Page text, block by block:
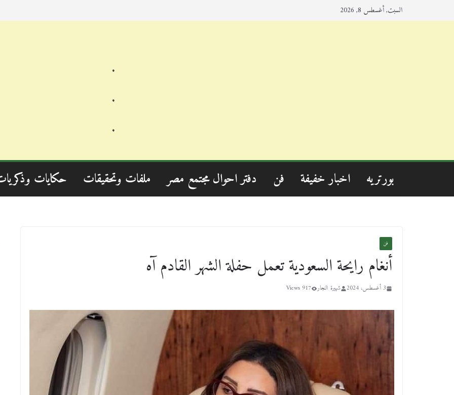
السبت, أغسطس 8, 2026
.
.
.
بورتريه اخبار خفيفة فن دفتر احوال مجتمع مصر ملفات وتحقيقات حكايات
فن
أنغام رايحة السعودية تعمل حفلة الشهر القادم آه
3 أغسطس، 2024 شهيرة النجار 917 Views